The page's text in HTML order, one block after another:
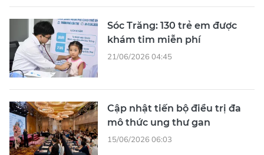
Sóc Trăng: 130 trẻ em được
khám tim miễn phí
21/06/2026 04:45
Cập nhật tiến bộ điều trị đa
mô thức ung thư gan
15/06/2026 06:03